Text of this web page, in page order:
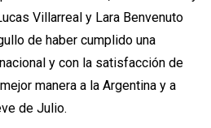
Villarreal y Lara Benvenuto
de haber cumplido una
y con la satisfacción de
manera a la Argentina y a
de Julio.